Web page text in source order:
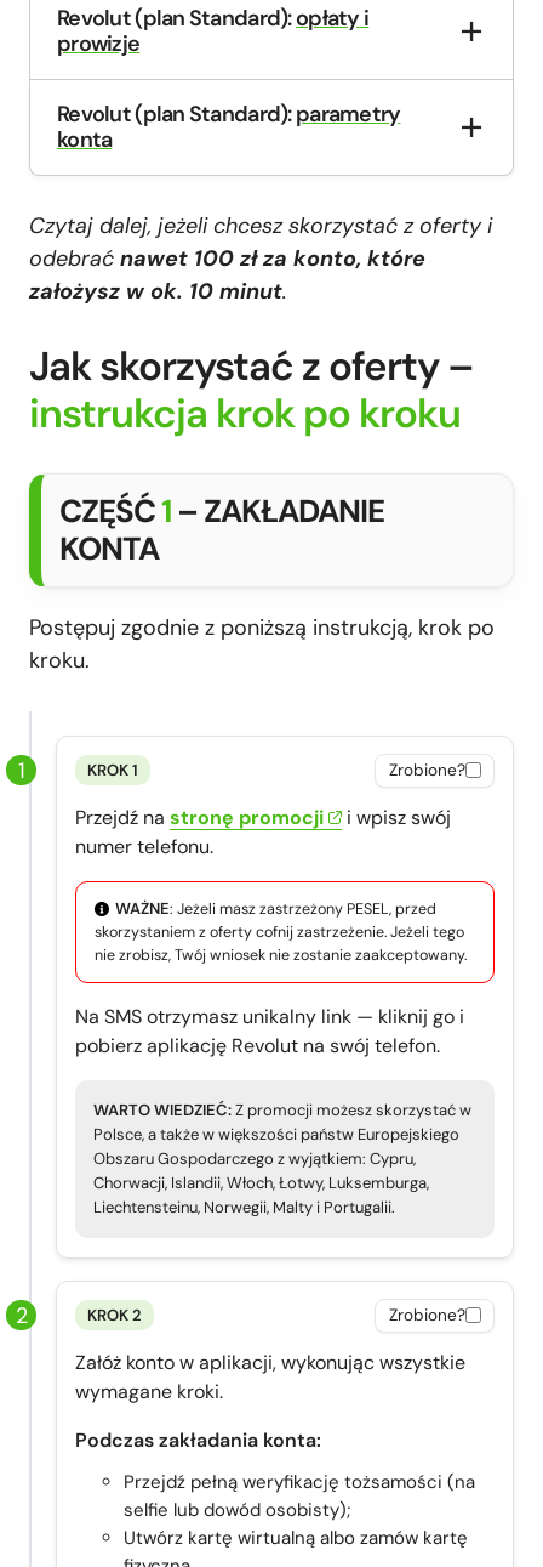
Revolut (plan Standard):opłaty i
prowizje
Revolut (plan Standard):parametry
konta
Czytaj dalej, jeżeli chcesz skorzystać z oferty i
odebrać nawet 100 zł za konto, które
założysz w ok. 10 minut.
Jak skorzystać z oferty –
instrukcja krok po kroku
CZĘŚĆ1 – ZAKŁADANIE
KONTA
Postępuj zgodnie z poniższą instrukcją, krok po
kroku.
KROK 1 Zrobione?
Przejdź na stronę promocji
i wpisz swój
numer telefonu.
WAŻNE: Jeżeli masz zastrzeżony PESEL, przed
skorzystaniem z oferty cofnij zastrzeżenie. Jeżeli tego
nie zrobisz, Twój wniosek nie zostanie zaakceptowany.
Na SMS otrzymasz unikalny link — kliknij go i
pobierz aplikację Revolut na swój telefon.
WARTO WIEDZIEĆ:Z promocji możesz skorzystać w
Polsce, a także w większości państw Europejskiego
Obszaru Gospodarczego z wyjątkiem: Cypru,
Chorwacji, Islandii, Włoch, Łotwy, Luksemburga,
Liechtensteinu, Norwegii, Malty i Portugalii.
KROK 2 Zrobione?
Załóż konto w aplikacji, wykonując wszystkie
wymagane kroki.
Podczas zakładania konta:
Przejdź pełną weryfikację tożsamości (na
selfie lub dowód osobisty);
Utwórz kartę wirtualną albo zamów kartę